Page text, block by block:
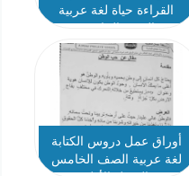
القراءة حياة لغة عربية
أوراق عمل دروس الكتابة
لغة عربية الصف الخامس